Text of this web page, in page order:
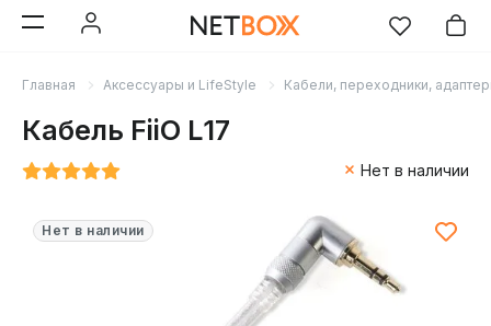
Главная Аксессуары и LifeStyle Кабели, переходники,
Кабель FiiO L17
Нет в наличии
Нет в наличии